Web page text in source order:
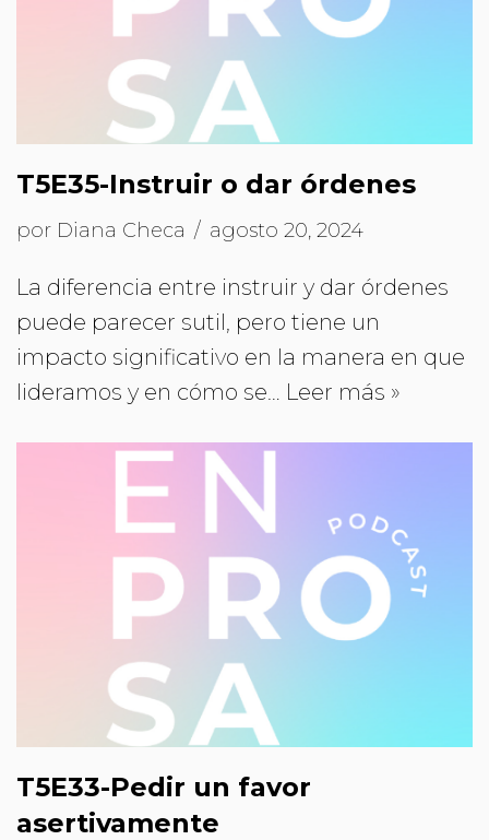
T5E35-Instruir o dar órdenes
por Diana Checa agosto 20, 2024
La diferencia entre instruir y dar órdenes
puede parecer sutil, pero tiene un
impacto significativo en la manera en que
lideramos y en cómo se… Leer más »
T5E33-Pedir un favor
asertivamente